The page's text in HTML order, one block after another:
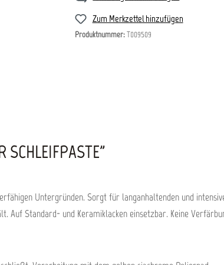
Zum Merkzettel hinzufügen
Produktnummer:T009509
SCHLEIFPASTE"
Untergründen. Sorgt für langanhaltenden und
Auf Standard- und Keramiklacken einsetzbar. Keine